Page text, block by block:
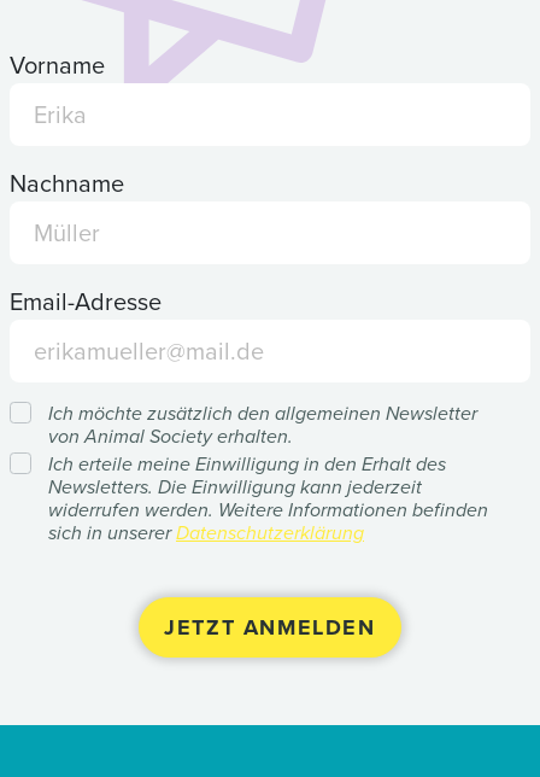
Vorname
Nachname
Email-Adresse
Ich möchte zusätzlich den allgemeinen Newsletter
von Animal Society erhalten.
Ich erteile meine Einwilligung in den Erhalt des
Newsletters. Die Einwilligung kann jederzeit
widerrufen werden. Weitere Informationen befinden
sich in unsererDatenschutzerklärung